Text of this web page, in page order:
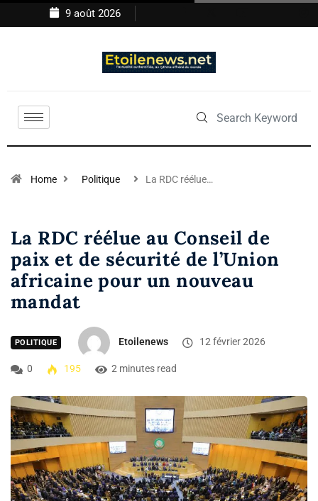
9 août 2026
Home Politique La RDC réélue…
La RDC réélue au Conseil de
paix et de sécurité de l’Union
africaine pour un nouveau
mandat
POLITIQUE Etoilenews 12 février 2026
0 195 2 minutes read